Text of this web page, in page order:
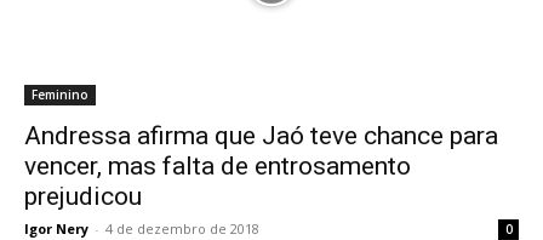
Feminino
Andressa afirma que Jaó teve chance para
vencer, mas falta de entrosamento
prejudicou
Igor Nery - 4 de dezembro de 2018 0